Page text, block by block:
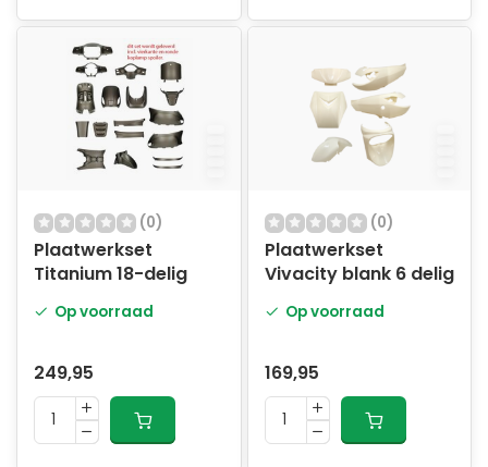
(0)
Plaatwerkset
Titanium 18-delig
Op voorraad
249,95
(0)
Plaatwerkset
Vivacity blank 6 delig
Op voorraad
169,95